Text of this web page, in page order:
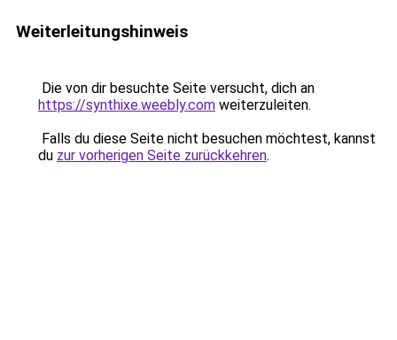
Weiterleitungshinweis
Die von dir besuchte Seite versucht, dich an
https://synthixe.weebly.com weiterzuleiten.
Falls du diese Seite nicht besuchen möchtest, kannst
du zur vorherigen Seite zurückkehren.